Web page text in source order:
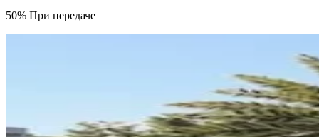
50% При передаче